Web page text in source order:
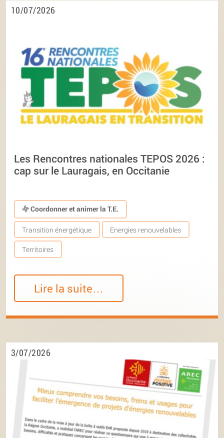
10/07/2026
Les Rencontres nationales TEPOS 2026 :
cap sur le Lauragais, en Occitanie
Coordonner et animer la T.E.
Transition énergétique Energies renouvelables
Territoires
Lire la suite…
3/07/2026